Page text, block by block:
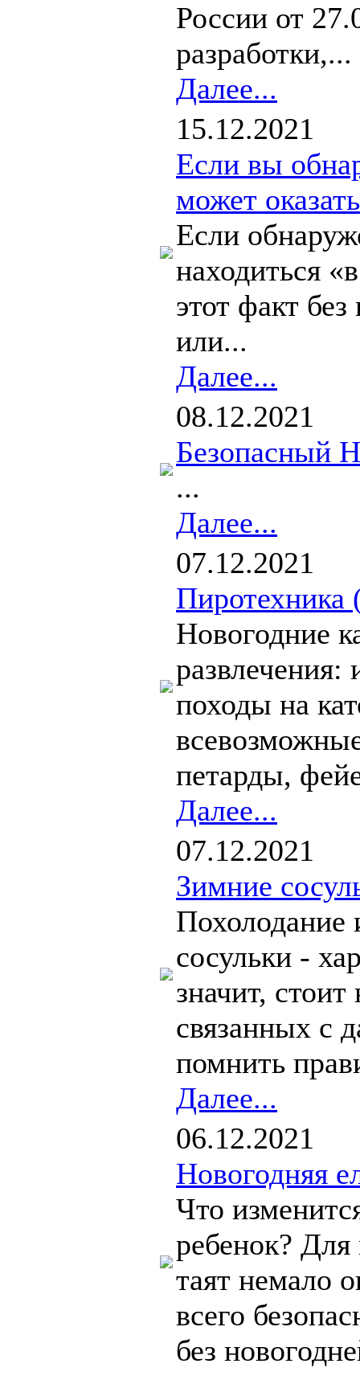
России от
разработки,...
Далее...
15.12.2021
Если вы
может
Если
находиться
этот факт
или...
Далее...
08.12.2021
Безопасный
...
Далее...
07.12.2021
Пиротехника
Новогодние
развлечения:
походы на
петарды,
Далее...
07.12.2021
Зимние
Похолодание
сосульки -
значит,
связанных с
помнить
Далее...
06.12.2021
Новогодняя
Что
ребенок?
таят немало
всего
без